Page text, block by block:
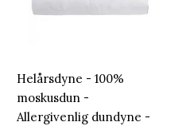
Helårsdyne - 100%
moskusdun -
Allergivenlig dundyne -